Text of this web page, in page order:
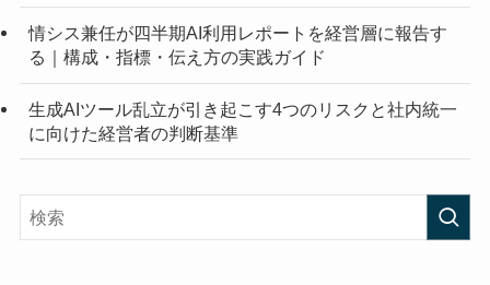
情シス兼任が四半期AI利用レポートを経営層に報告す
る｜構成・指標・伝え方の実践ガイド
生成AIツール乱立が引き起こす4つのリスクと社内統一
に向けた経営者の判断基準